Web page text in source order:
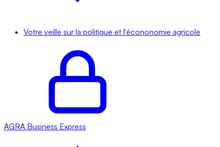
Votre veille sur la politique et l'écononomie agricole
AGRA Business Express